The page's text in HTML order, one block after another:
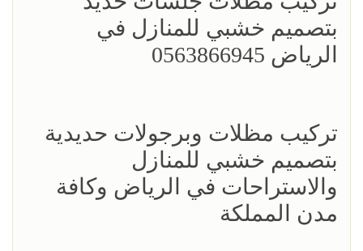
بتصميم خشبي للمنازل في
الرياض 0563866945
تركيب مظلات وبرجولات حديدية
بتصميم خشبي للمنازل
والاستراحات في الرياض وكافة
مدن المملكة